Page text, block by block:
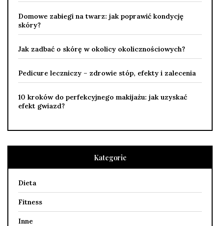
Domowe zabiegi na twarz: jak poprawić kondycję
skóry?
Jak zadbać o skórę w okolicy okolicznościowych?
Pedicure leczniczy – zdrowie stóp, efekty i zalecenia
10 kroków do perfekcyjnego makijażu: jak uzyskać
efekt gwiazd?
Kategorie
Dieta
Fitness
Inne